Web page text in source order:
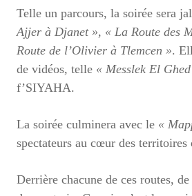
Telle un parcours, la soirée sera
Ajjer à Djanet », « La Route des
Route de l’Olivier à Tlemcen ».
de vidéos, telle « Messlek El
f’SIYAHA.
La soirée culminera avec le «
spectateurs au cœur des territoires
Derrière chacune de ces routes,